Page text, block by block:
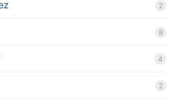
2
8
4
2